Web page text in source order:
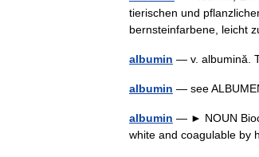
tierischen und
bernsteinfarbene, leicht
albumin — v. albumină.
albumin — see
albumin — ► NOUN
white and coagulable by